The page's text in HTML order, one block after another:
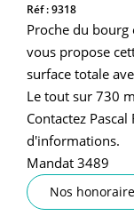
Réf : 9318
Proche du bourg
vous propose
surface totale
Le tout sur 730
Contactez
d'informations.
Mandat 3489
Nos